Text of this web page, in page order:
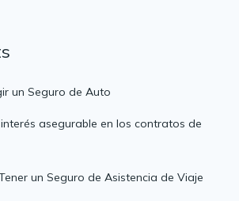
un Seguro de Auto
asegurable en los contratos de
un Seguro de Asistencia de Viaje